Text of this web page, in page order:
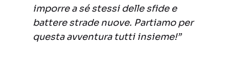
imporre a sé stessi delle sfide e
battere strade nuove. Partiamo per
questa avventura tutti insieme!”